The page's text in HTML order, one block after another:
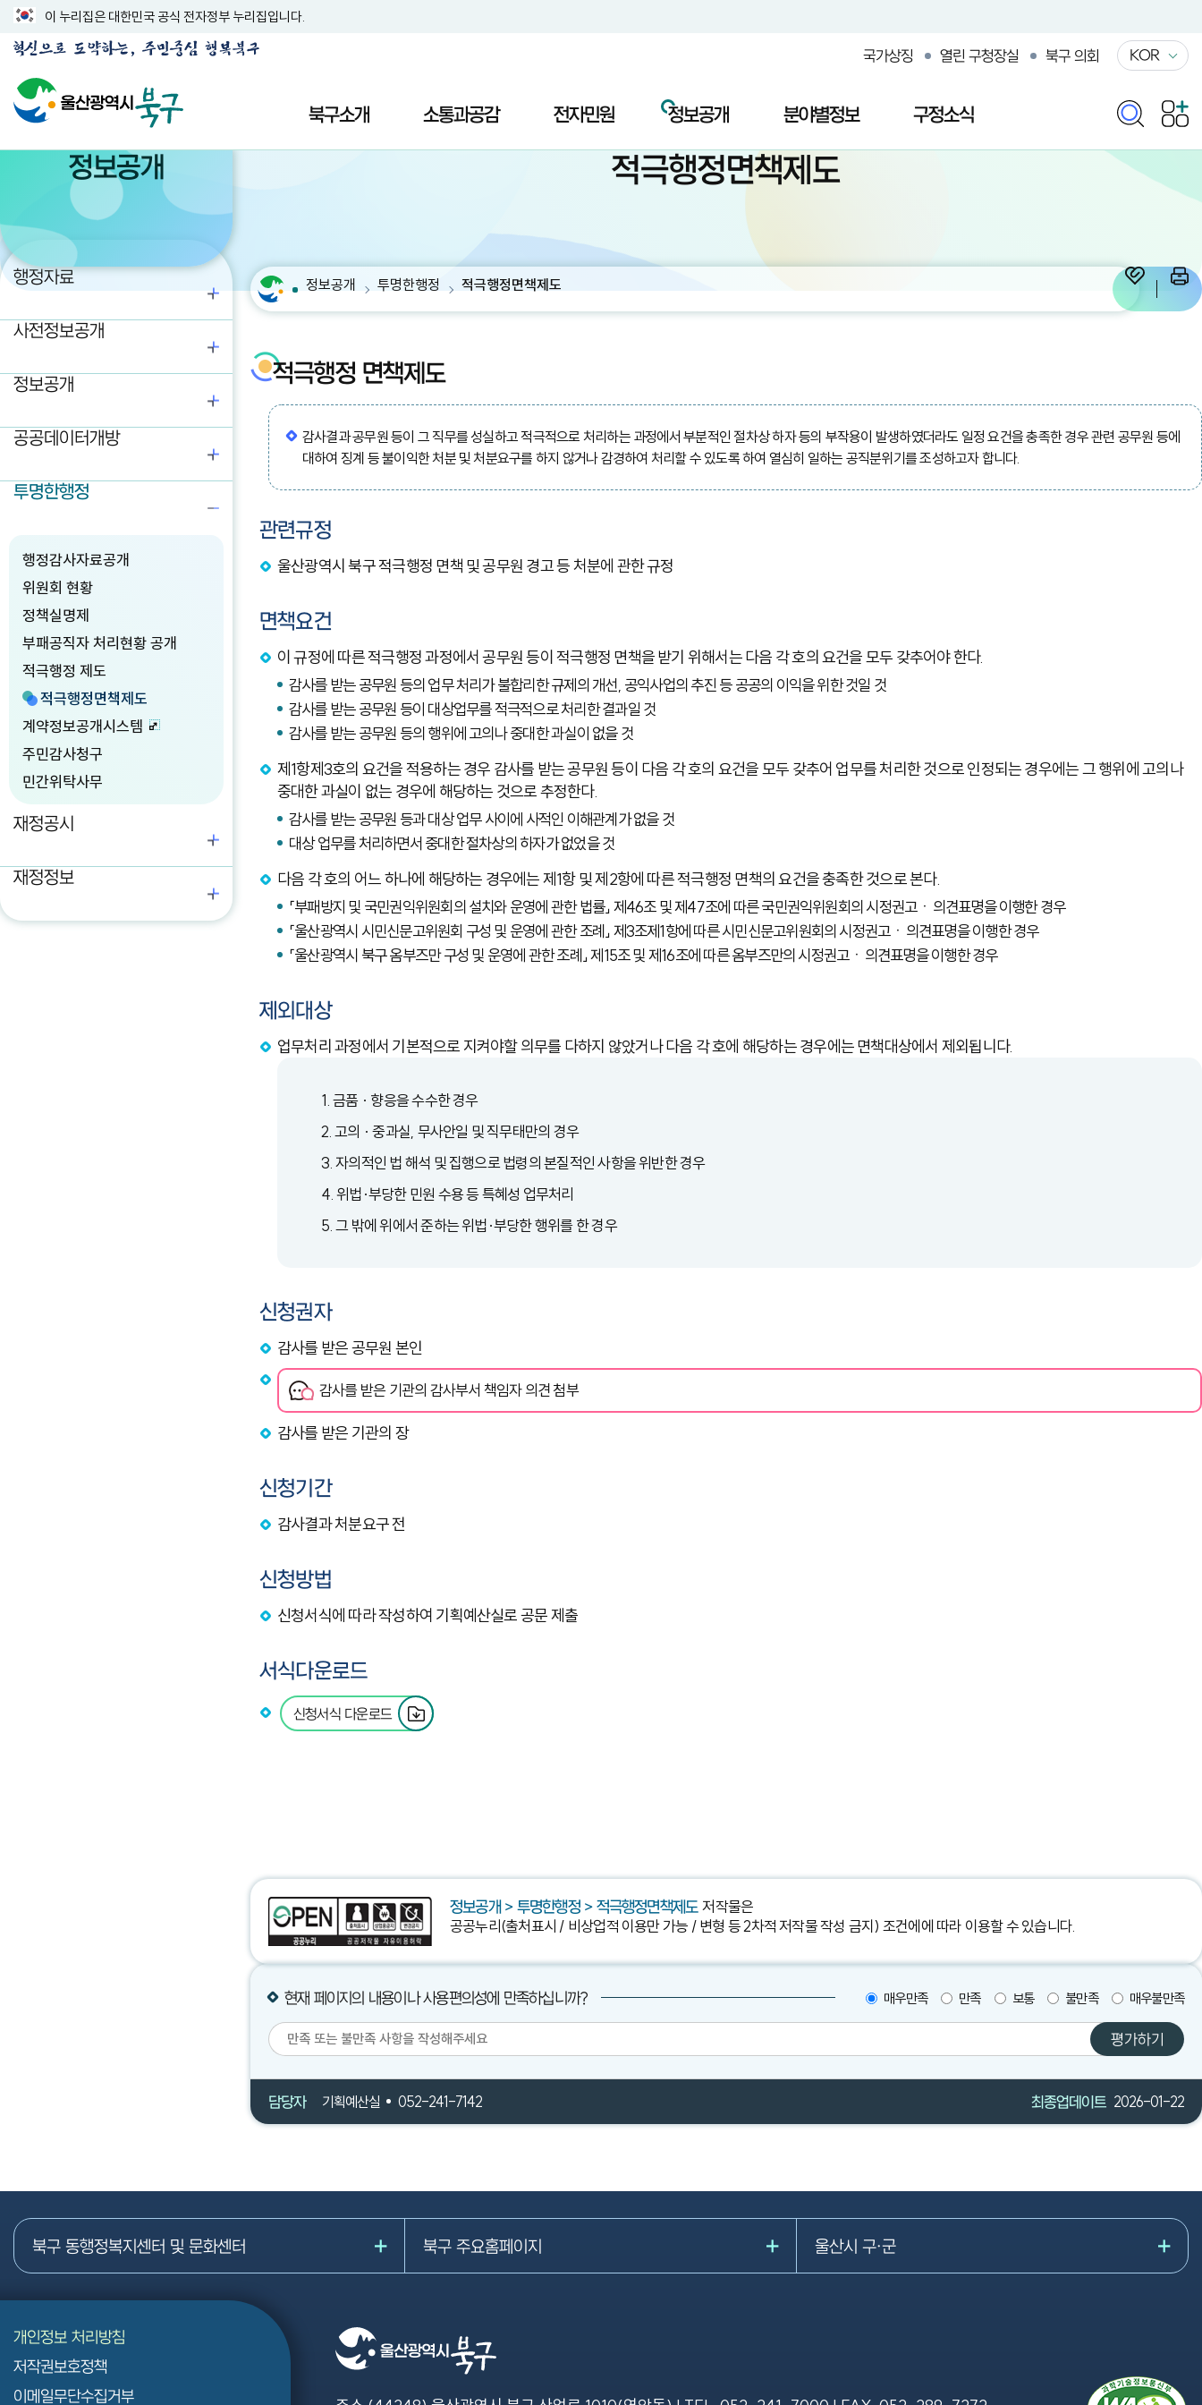
이 누리집은 대한민국 공식 전자정부 누리집입니다.
국가상징 열린 구청장실 북구 의회 KOR
북구소개 소통과공감 전자민원 정보공개 분야별정보 구정소식
정보공개
행정자료
사전정보공개
정보공개
공공데이터개방
투명한행정
행정감사자료공개
위원회 현황
정책실명제
부패공직자 처리현황 공개
적극행정 제도
적극행정면책제도
계약정보공개시스템
주민감사청구
민간위탁사무
재정공시
재정정보
정보공개 투명한행정 적극행정면책제도
적극행정면책제도
적극행정 면책제도
감사결과 공무원 등이 그 직무를 성실하고 적극적으로 처리하는 과정에서 부분적인 절차상 하자 등의 부작용이 발생하였더라도 일정 요건을 충족한 경우 관련 공무원 등에
대하여 징계 등 불이익한 처분 및 처분요구를 하지 않거나 감경하여 처리할 수 있도록 하여 열심히 일하는 공직분위기를 조성하고자 합니다.
관련규정
울산광역시 북구 적극행정 면책 및 공무원 경고 등 처분에 관한 규정
면책요건
이 규정에 따른 적극행정 과정에서 공무원 등이 적극행정 면책을 받기 위해서는 다음 각 호의 요건을 모두 갖추어야 한다.
감사를 받는 공무원 등의 업무 처리가 불합리한 규제의 개선, 공익사업의 추진 등 공공의 이익을 위한 것일 것
감사를 받는 공무원 등이 대상업무를 적극적으로 처리한 결과일 것
감사를 받는 공무원 등의 행위에 고의나 중대한 과실이 없을 것
제1항제3호의 요건을 적용하는 경우 감사를 받는 공무원 등이 다음 각 호의 요건을 모두 갖추어 업무를 처리한 것으로 인정되는 경우에는 그 행위에 고의나
중대한 과실이 없는 경우에 해당하는 것으로 추정한다.
감사를 받는 공무원 등과 대상 업무 사이에 사적인 이해관계가 없을 것
대상 업무를 처리하면서 중대한 절차상의 하자가 없었을 것
다음 각 호의 어느 하나에 해당하는 경우에는 제1항 및 제2항에 따른 적극행정 면책의 요건을 충족한 것으로 본다.
「부패방지 및 국민권익위원회의 설치와 운영에 관한 법률」 제46조 및 제47조에 따른 국민권익위원회의 시정권고ㆍ의견표명을 이행한 경우
「울산광역시 시민신문고위원회 구성 및 운영에 관한 조례」 제3조제1항에 따른 시민신문고위원회의 시정권고ㆍ의견표명을 이행한 경우
「울산광역시 북구 옴부즈만 구성 및 운영에 관한 조례」 제15조 및 제16조에 따른 옴부즈만의 시정권고ㆍ의견표명을 이행한 경우
제외대상
업무처리 과정에서 기본적으로 지켜야할 의무를 다하지 않았거나 다음 각 호에 해당하는 경우에는 면책대상에서 제외됩니다.
1. 금품 · 향응을 수수한 경우
2. 고의 · 중과실, 무사안일 및 직무태만의 경우
3. 자의적인 법 해석 및 집행으로 법령의 본질적인 사항을 위반한 경우
4. 위법·부당한 민원 수용 등 특혜성 업무처리
5. 그 밖에 위에서 준하는 위법·부당한 행위를 한 경우
신청권자
감사를 받은 공무원 본인
감사를 받은 기관의 감사부서 책임자 의견 첨부
감사를 받은 기관의 장
신청기간
감사결과 처분요구 전
신청방법
신청서식에 따라 작성하여 기획예산실로 공문 제출
서식다운로드
신청서식 다운로드
정보공개 > 투명한행정 > 적극행정면책제도 저작물은
공공누리(출처표시 / 비상업적 이용만 가능 / 변형 등 2차적 저작물 작성 금지) 조건에에 따라 이용할 수 있습니다.
현재 페이지의 내용이나 사용편의성에 만족하십니까? 매우만족 만족 보통 불만족 매우불만족
평가하기
담당자 기획예산실 052-241-7142 최종업데이트 2026-01-22
북구 동행정복지센터 및 문화센터 북구 주요홈페이지 울산시 구·군
개인정보 처리방침
저작권보호정책
이메일무단수집거부